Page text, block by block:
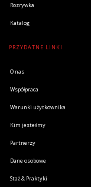
Rozrywka
Katalog
PRZYDATNE LINKI
O nas
Współpraca
Warunki użytkownika
Kim jesteśmy
Partnerzy
Dane osobowe
Staż & Praktyki